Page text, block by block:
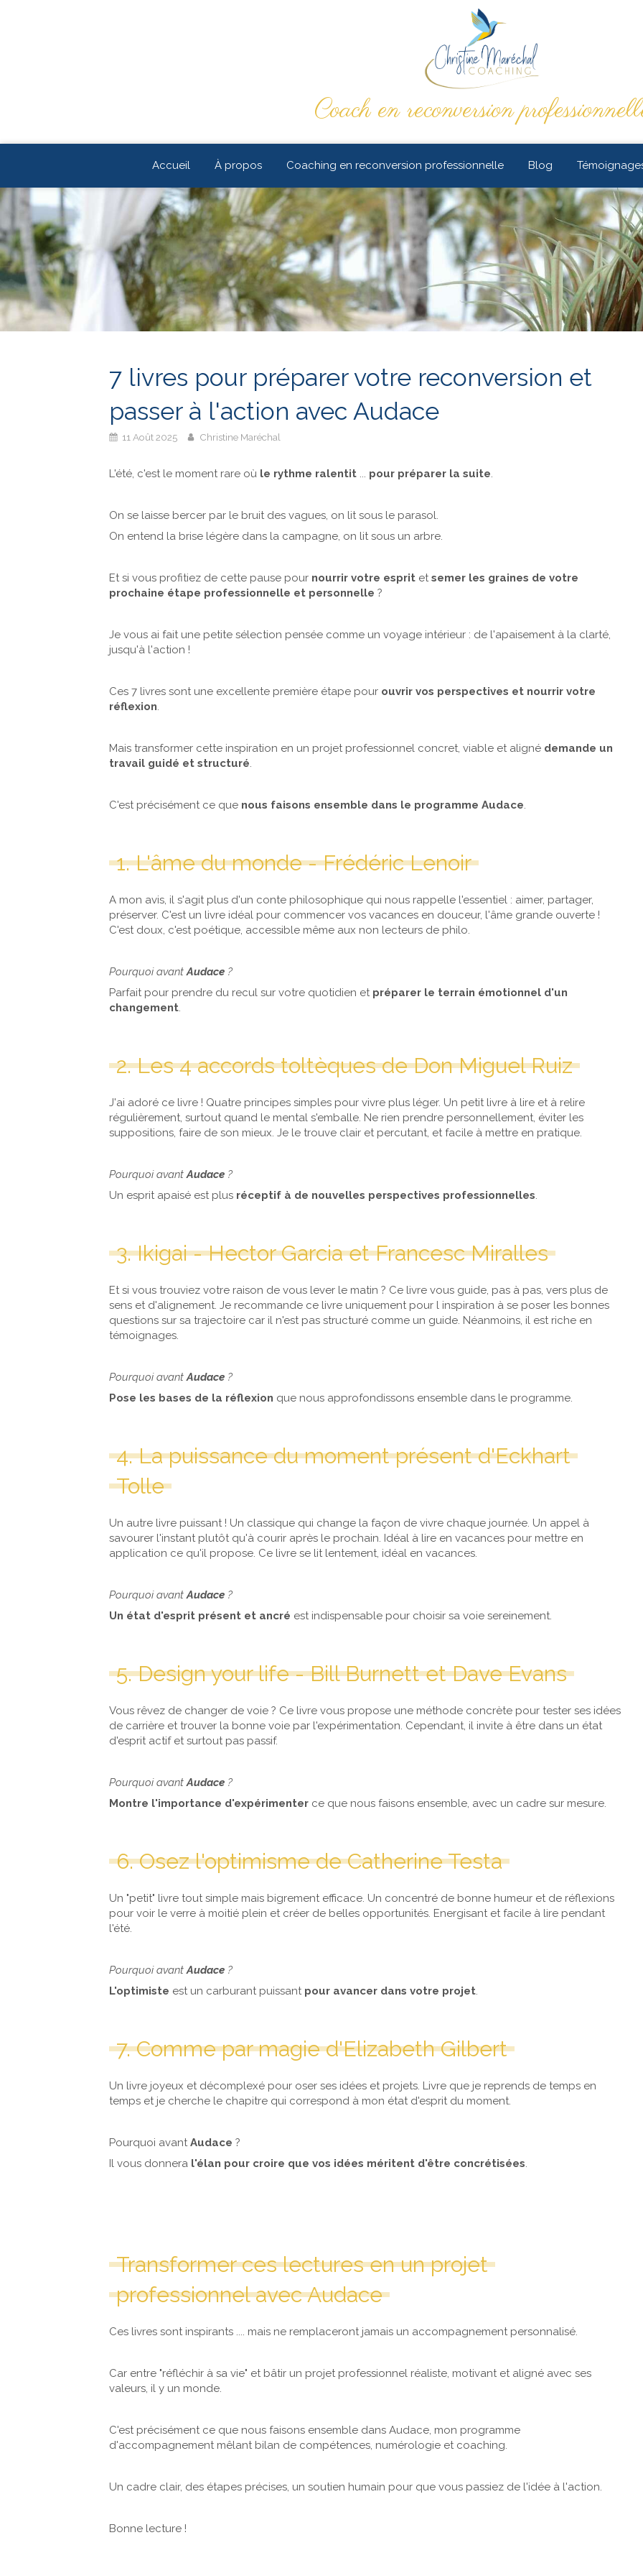
Coach en reconversion
Accueil À propos Coaching en reconversion professionnelle Blog
7 livres pour préparer votre reconversion et
passer à l'action avec Audace
11 Août 2025 Christine Maréchal
L'été, c'est le moment rare où le rythme ralentit ... pour préparer la suite.
On se laisse bercer par le bruit des vagues, on lit sous le parasol.
On entend la brise légère dans la campagne, on lit sous un arbre.
Et si vous profitiez de cette pause pour nourrir votre esprit etsemer les graines de votre
prochaine étape professionnelle et personnelle ?
Je vous ai fait une petite sélection pensée comme un voyage intérieur : de l'apaisement à la clarté,
jusqu'à l'action !
Ces 7 livres sont une excellente première étape pour ouvrir vos perspectives et nourrir votre
réflexion.
Mais transformer cette inspiration en un projet professionnel concret, viable et aligné demande un
travail guidé et structuré.
C'est précisément ce que nous faisons ensemble dans le programme Audace.
1. L'âme du monde - Frédéric Lenoir
A mon avis, il s'agit plus d'un conte philosophique qui nous rappelle l'essentiel : aimer, partager,
préserver. C'est un livre idéal pour commencer vos vacances en douceur, l'âme grande ouverte !
C'est doux, c'est poétique, accessible même aux non lecteurs de philo.
Pourquoi avantAudace ?
Parfait pour prendre du recul sur votre quotidien et préparer le terrain émotionnel d'un
changement.
2. Les 4 accords toltèques de Don Miguel Ruiz
J'ai adoré ce livre ! Quatre principes simples pour vivre plus léger. Un petit livre à lire et à relire
régulièrement, surtout quand le mental s'emballe. Ne rien prendre personnellement, éviter les
suppositions, faire de son mieux. Je le trouve clair et percutant, et facile à mettre en pratique.
Pourquoi avantAudace ?
Un esprit apaisé est plus réceptif à de nouvelles perspectives professionnelles.
3. Ikigai - Hector Garcia et Francesc Miralles
Et si vous trouviez votre raison de vous lever le matin ? Ce livre vous guide, pas à pas, vers plus de
sens et d'alignement. Je recommande ce livre uniquement pour l inspiration à se poser les bonnes
questions sur sa trajectoire car il n'est pas structuré comme un guide. Néanmoins, il est riche en
témoignages.
Pourquoi avantAudace ?
Pose les bases de la réflexion que nous approfondissons ensemble dans le programme.
4. La puissance du moment présent d'Eckhart
Tolle
Un autre livre puissant ! Un classique qui change la façon de vivre chaque journée. Un appel à
savourer l'instant plutôt qu'à courir après le prochain. Idéal à lire en vacances pour mettre en
application ce qu'il propose. Ce livre se lit lentement, idéal en vacances.
Pourquoi avantAudace ?
Un état d'esprit présent et ancré est indispensable pour choisir sa voie sereinement.
5. Design your life - Bill Burnett et Dave Evans
Vous rêvez de changer de voie ? Ce livre vous propose une méthode concrète pour tester ses idées
de carrière et trouver la bonne voie par l'expérimentation. Cependant, il invite à être dans un état
d'esprit actif et surtout pas passif.
Pourquoi avantAudace ?
Montre l'importance d'expérimenter ce que nous faisons ensemble, avec un cadre sur mesure.
6. Osez l'optimisme de Catherine Testa
Un "petit" livre tout simple mais bigrement efficace. Un concentré de bonne humeur et de réflexions
pour voir le verre à moitié plein et créer de belles opportunités. Energisant et facile à lire pendant
l'été.
Pourquoi avantAudace ?
L'optimiste est un carburant puissant pour avancer dans votre projet.
7. Comme par magie d'Elizabeth Gilbert
Un livre joyeux et décomplexé pour oser ses idées et projets. Livre que je reprends de temps en
temps et je cherche le chapitre qui correspond à mon état d'esprit du moment.
Pourquoi avantAudace ?
Il vous donnera l'élan pour croire que vos idées méritent d'être concrétisées.
Transformer ces lectures en un projet
professionnel avec Audace
Ces livres sont inspirants .... mais ne remplaceront jamais un accompagnement personnalisé.
Car entre "réfléchir à sa vie" et bâtir un projet professionnel réaliste, motivant et aligné avec ses
valeurs, il y un monde.
C'est précisément ce que nous faisons ensemble dans Audace, mon programme
d'accompagnement mêlant bilan de compétences, numérologie et coaching.
Un cadre clair, des étapes précises, un soutien humain pour que vous passiez de l'idée à l'action.
Bonne lecture !